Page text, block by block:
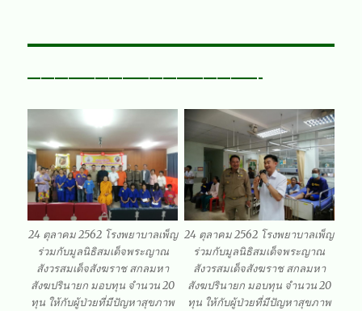
—————————————————-
24 ตุลาคม 2562 โรงพยาบาลเพ็ญ
ร่วมกับมูลนิธิสมเด็จพระญาณ
สังวรสมเด็จสังฆราช สกลมหา
สังฆปรินายก มอบทุน จำนวน 20
ทุน ให้กับผู้ป่วยที่มีปัญหาสุขภาพ
24 ตุลาคม 2562 โรงพยาบาลเพ็ญ
ร่วมกับมูลนิธิสมเด็จพระญาณ
สังวรสมเด็จสังฆราช สกลมหา
สังฆปรินายก มอบทุน จำนวน 20
ทุน ให้กับผู้ป่วยที่มีปัญหาสุขภาพ